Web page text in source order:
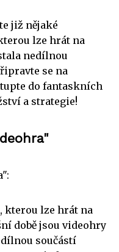
již nějaké
lze hrát na
nedílnou
se na
do fantaskních
a strategie!
kterou lze hrát na
době jsou videohry
součástí